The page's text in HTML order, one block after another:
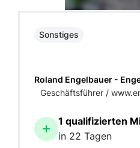
Sonstiges
Roland Engelbauer -
Geschäftsführer /
1 qualifizierten
in 22 Tagen